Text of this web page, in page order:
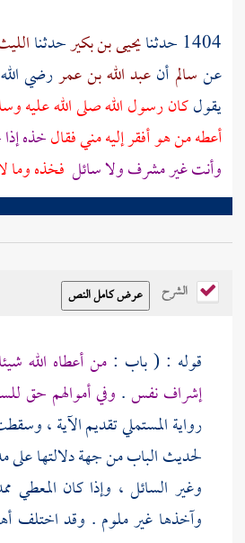
1404 حدثنا
يحيى بن بكيرحدثنا
عنسالم أنعبد الله بن عمررضي
يقولكان رسول الله صلى الله عليه
أعطه من هو أفقر إليه مني فقالخذه
وأنت غير مشرف ولا سائل فخذه وما
الشرح
قوله : ( باب :من أعطاه الله
إشراف نفس. وفي أموالهم حق
روايةالمستمليتقديم الآية ،
لحديث الباب من جهة دلالتها
وغير السائل ، وإذا كان المعطي
وآخذها غير ملوم . وقد اختلف